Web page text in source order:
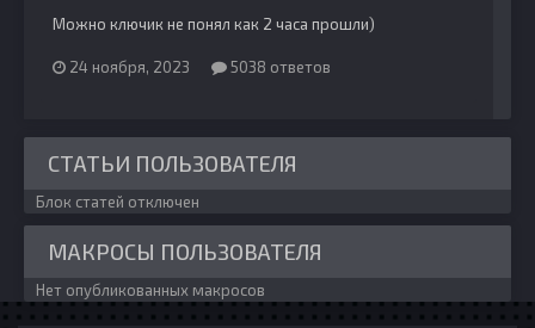
Можно ключик не понял как 2 часа прошли)
24 ноября, 2023 5038 ответов
СТАТЬИ ПОЛЬЗОВАТЕЛЯ
Блок статей отключен
МАКРОСЫ ПОЛЬЗОВАТЕЛЯ
Нет опубликованных макросов